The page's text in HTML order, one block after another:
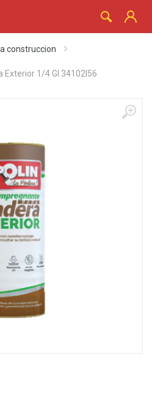
construccion
Exterior 1/4 Gl 34102I56